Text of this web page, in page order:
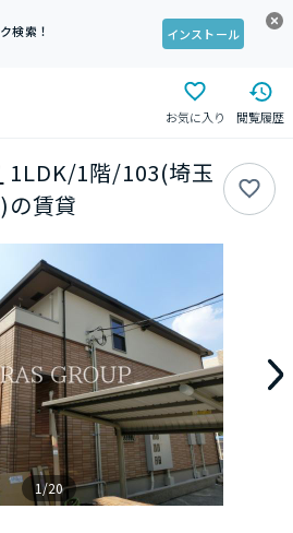
検索！
インストール
お気に入り 閲覧履歴
1LDK/1階/103(埼玉
の賃貸
1/20